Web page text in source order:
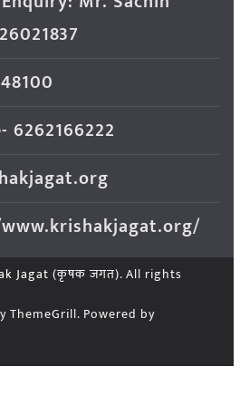
6262166222
Jagat (कृषक जगत). All rights
ThemeGrill. Powered by